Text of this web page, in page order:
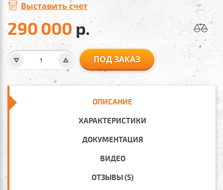
Выставить счет
290 000 р.
ПОД ЗАКАЗ
ОПИСАНИЕ
ХАРАКТЕРИСТИКИ
ДОКУМЕНТАЦИЯ
ВИДЕО
ОТЗЫВЫ (5)